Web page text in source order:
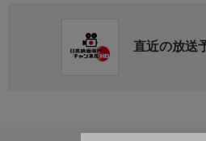
直近の放送